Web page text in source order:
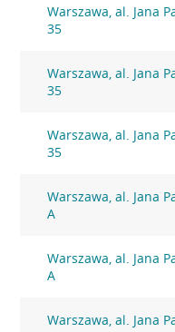
Warszawa, al. Jana
35
Warszawa, al. Jana
35
Warszawa, al. Jana
35
Warszawa, al. Jana
A
Warszawa, al. Jana
A
Warszawa, al. Jana